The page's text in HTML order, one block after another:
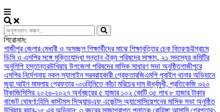
শিরোনাম:
গাজীপুর জেলার মেধাবী ও অসচ্ছল শিক্ষার্থীদের মাঝে শিক্ষাবৃত্তির চেক বিতরণচট্টগ্রামে
ডিসি ও এসপির সঙ্গে মুক্তিযোদ্ধা সন্তান ঐক্য পরিষদের সাক্ষাৎ, ২১ সদস্যের কমিটির
অনুলিপি হস্তান্তরউখিয়ায় উপজেলা পরিষদের মাসিক সাধারণ সভা অনুষ্ঠিতগাজীপুরে
এসপির নির্দেশনায় নকল স্যালাইন সরবরাহকারী গ্রেফতারজিএমপি পূবাইল থানার অভিযানে
জুয়া আইন মামলায় গ্রেফতার -০৩হিলিতে কাঁচা মরিচের দাম ঊর্ধ্বমুখী, প্রতিকেজি ৩২০
টাকাজিসিসির ২০২৬-২০২৭ অর্থবছরের ৫ হাজার ১০২ কোটি ৩৫ লাখ ৮ হাজার টাকার
বাজেট ঘোষণা:হিলি কাস্টমস সিঅ্যান্ডএফ এজেন্টস অ্যাসোসিয়েশনের মাসিক সভা অনুষ্ঠিত
উখিয়ায় র‍্যাব-১৫ এর অভিযান: ৩ বছরের সাজাপ্রাপ্ত পলাতক রোহিঙ্গা আসামি গ্রেপ্তার১